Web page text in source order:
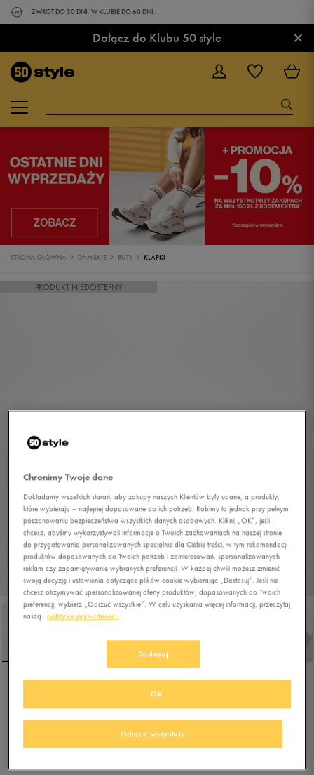
ZWROT DO 30 DNI. W KLUBIE DO 60 DNI.
Dołącz do Klubu 50 style ×
STRONA GŁÓWNA DAMSKIE BUTY KLAPKI
PRODUKT NIEDOSTĘPNY
Chronimy Twoje dane
Dokładamy wszelkich starań, aby zakupy naszych Klientów były udane, a produkty,
które wybierają – najlepiej dopasowane do ich potrzeb. Robimy to jednak przy pełnym
poszanowaniu bezpieczeństwa wszystkich danych osobowych. Kliknij „OK”, jeśli
chcesz, abyśmy wykorzystywali informacje o Twoich zachowaniach na naszej stronie
do przygotowania personalizowanych specjalnie dla Ciebie treści, w tym rekomendacji
produktów dopasowanych do Twoich potrzeb i zainteresowań, spersonalizowanych
reklam czy zapamiętywanie wybranych preferencji. W każdej chwili możesz zmienić
swoją decyzję i ustawienia dotyczące plików cookie wybierając „Dostosuj”. Jeśli nie
chcesz otrzymywać spersonalizowanej oferty produktów, dopasowanych do Twoich
preferencji, wybierz „Odrzuć wszystkie”. W celu uzyskania więcej informacji, przeczytaj
naszą
politykę prywatności.
Dostosuj
Odrzuć wszystkie
OK